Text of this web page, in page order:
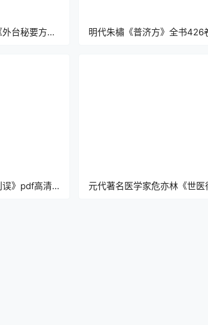
台秘要方》
明代朱橚《普济方》全书426
误》pdf高清
元代著名医学家危亦林《世医